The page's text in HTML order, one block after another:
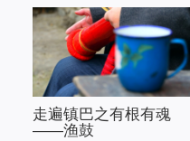
走遍镇巴之有根有魂
——渔鼓